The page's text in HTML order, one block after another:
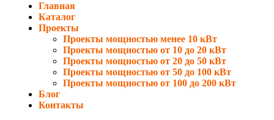
Главная
Каталог
Проекты
Проекты мощностью менее 10 кВт
Проекты мощностью от 10 до 20 кВт
Проекты мощностью от 20 до 50 кВт
Проекты мощностью от 50 до 100 кВт
Проекты мощностью от 100 до 200 кВт
Блог
Контакты